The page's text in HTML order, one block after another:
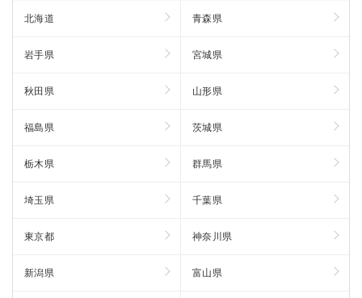
北海道 青森県
岩手県 宮城県
秋田県 山形県
福島県 茨城県
栃木県 群馬県
埼玉県 千葉県
東京都 神奈川県
新潟県 富山県